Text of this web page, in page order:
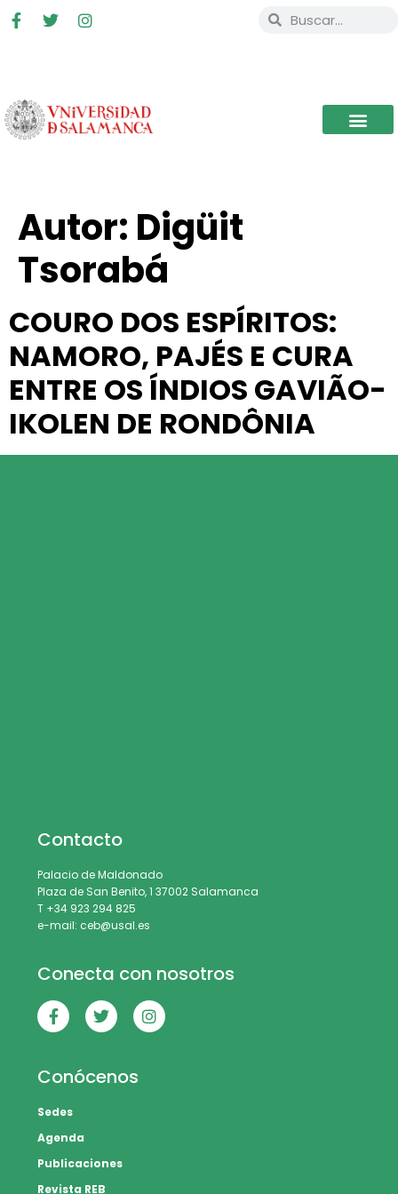
Autor: Digüit
Tsorabá
COURO DOS ESPÍRITOS:
NAMORO, PAJÉS E CURA
ENTRE OS ÍNDIOS GAVIÃO-
IKOLEN DE RONDÔNIA
Contacto
Palacio de Maldonado
Plaza de San Benito, 1 37002 Salamanca
T +34 923 294 825
e-mail: ceb@usal.es
Conecta con nosotros
Conócenos
Sedes
Agenda
Publicaciones
Revista REB